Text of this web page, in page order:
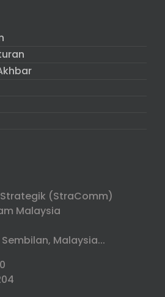
(StraComm)
Malaysia
Sembilan, Malaysia...